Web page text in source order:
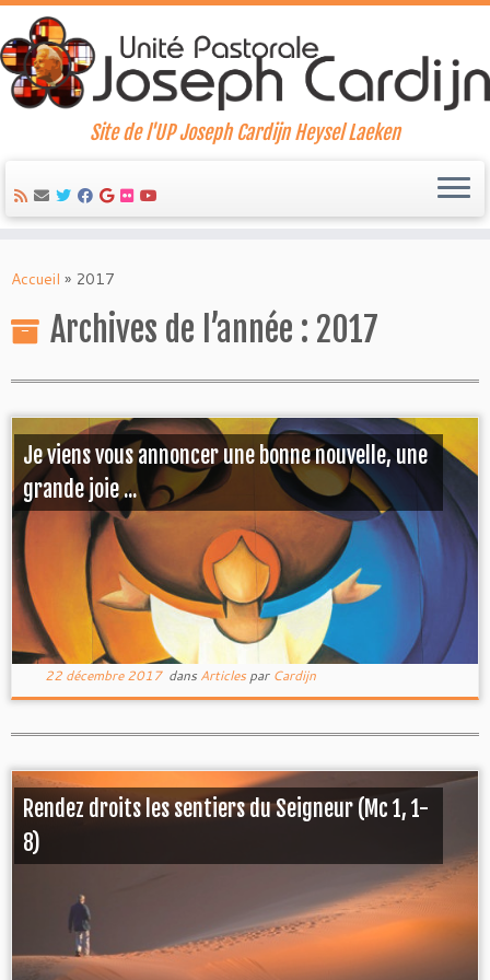
to
Site de l'UP Joseph Cardijn Heysel Laeken
Accueil » 2017
Archives de l’année : 2017
Je viens vous annoncer une bonne nouvelle, une
grande joie ...
22 décembre 2017dans Articles par Cardijn
Rendez droits les sentiers du Seigneur (Mc 1, 1-
8)